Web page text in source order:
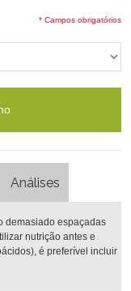
* Campos obrigatórios
Análises
demasiado espaçadas
nutrição antes e
é preferível incluir